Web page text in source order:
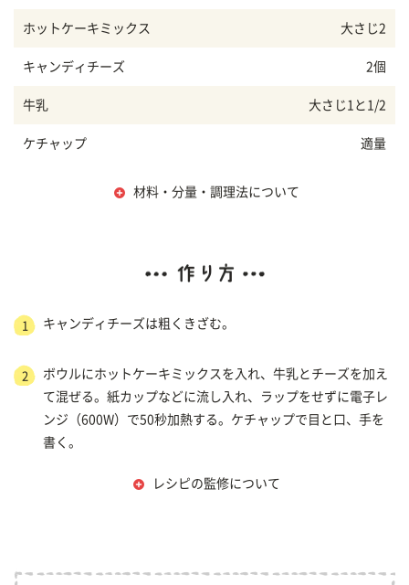
ホットケーキミックス 大さじ2
キャンディチーズ 2個
牛乳 大さじ1と1/2
ケチャップ 適量
材料・分量・調理法について
1 キャンディチーズは粗くきざむ。
2
ボウルにホットケーキミックスを入れ、牛乳とチーズを加え
て混ぜる。紙カップなどに流し入れ、ラップをせずに電子レ
ンジ（600W）で50秒加熱する。ケチャップで目と口、手を
書く。
レシピの監修について